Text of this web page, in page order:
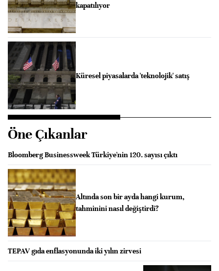
kapatılıyor
Küresel piyasalarda 'teknolojik' satış
Öne Çıkanlar
Bloomberg Businessweek Türkiye'nin 120. sayısı çıktı
Altında son bir ayda hangi kurum,
tahminini nasıl değiştirdi?
TEPAV gıda enflasyonunda iki yılın zirvesi